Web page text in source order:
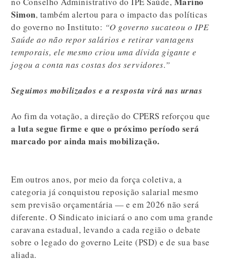
Simon, também alertou para o impacto das políticas
do governo no Instituto: “O governo sucateou o IPE
Saúde ao não repor salários e retirar vantagens
temporais, ele mesmo criou uma dívida gigante e
jogou a conta nas costas dos servidores.”
Seguimos mobilizados e a resposta virá nas urnas
Ao fim da votação, a direção do CPERS reforçou que
a luta segue firme e que o próximo período será
marcado por ainda mais mobilização.
Em outros anos, por meio da força coletiva, a
categoria já conquistou reposição salarial mesmo
sem previsão orçamentária — e em 2026 não será
diferente. O Sindicato iniciará o ano com uma grande
caravana estadual, levando a cada região o debate
sobre o legado do governo Leite (PSD) e de sua base
aliada.